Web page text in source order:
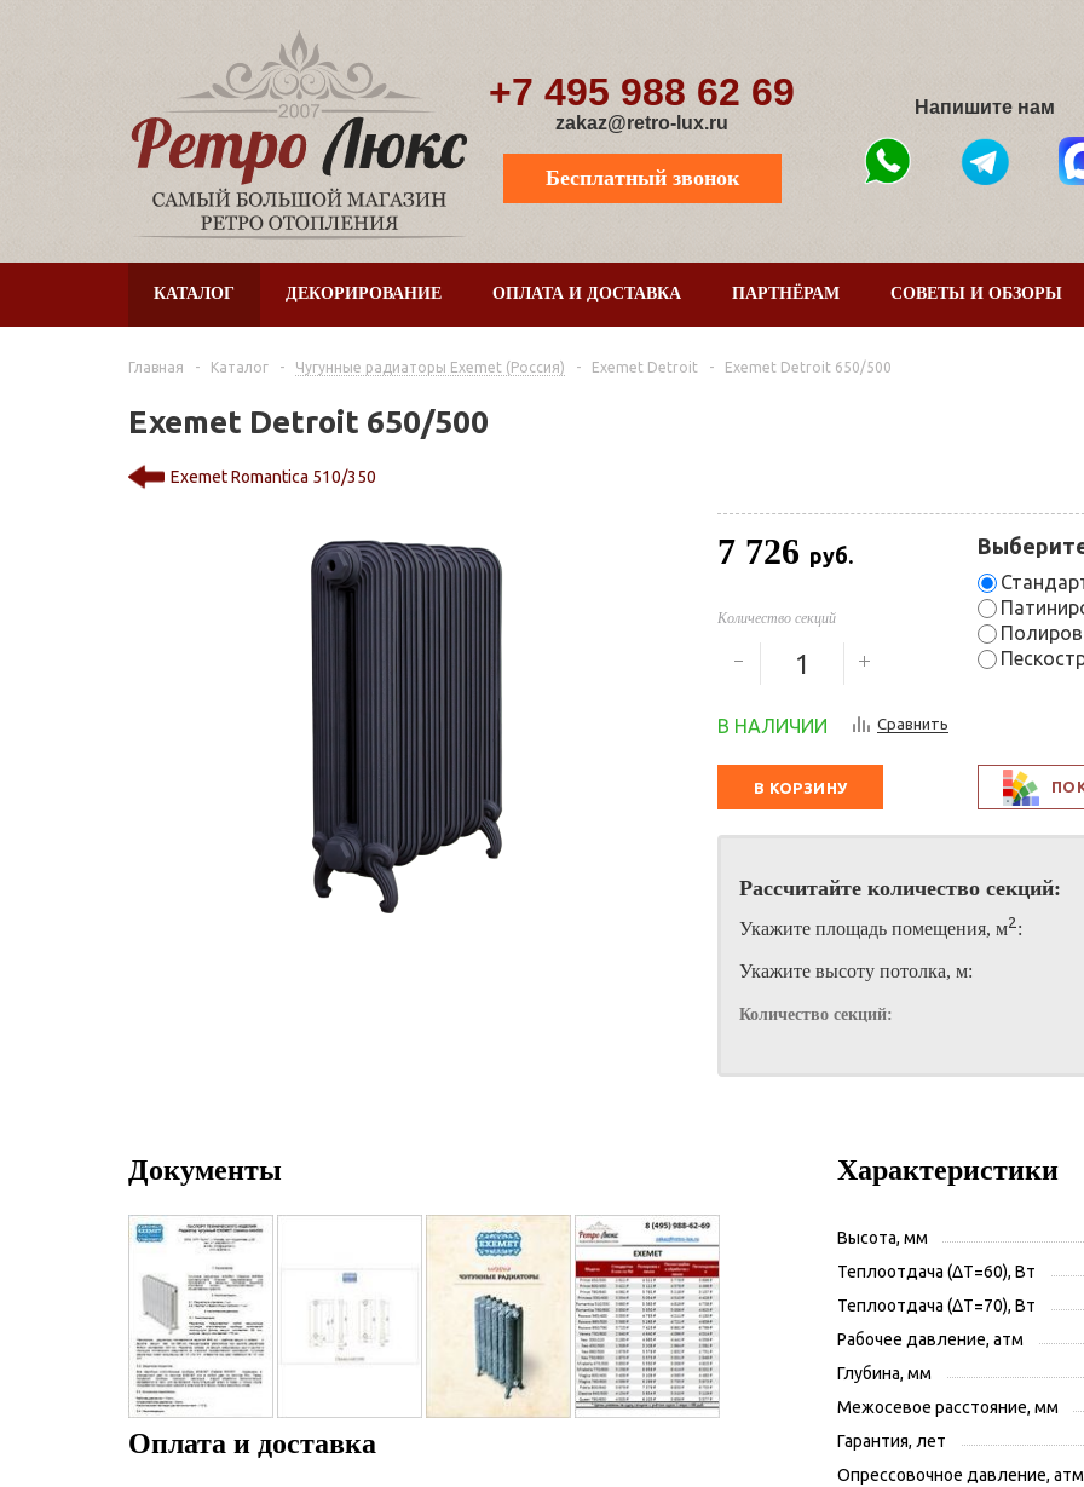
+7 495 988 62 69
zakaz@retro-lux.ru
Бесплатный звонок
Напишите нам
КАТАЛОГ ДЕКОРИРОВАНИЕ ОПЛАТА И ДОСТАВКА ПАРТНЁРАМ СОВЕТЫ И ОБЗОРЫ
Главная - Каталог - Чугунные радиаторы Exemet (Россия) - Exemet Detroit - Exemet Detroit 650/500
Exemet Detroit 650/500
Exemet Romantica 510/350
7 726 руб.
Количество секций
В НАЛИЧИИ Сравнить
В КОРЗИНУ
Рассчитайте количество секций:
Укажите площадь помещения, м2:
Укажите высоту потолка, м:
Количество секций:
Документы
Оплата и доставка
Характеристики
Высота, мм
Теплоотдача (ΔT=60), Вт
Теплоотдача (ΔT=70), Вт
Рабочее давление, атм
Глубина, мм
Межосевое расстояние, мм
Гарантия, лет
Опрессовочное давление, атм